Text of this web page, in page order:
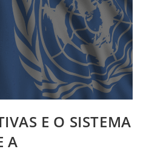
E O SISTEMA
A